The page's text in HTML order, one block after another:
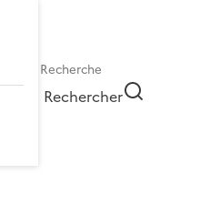
Rechercher